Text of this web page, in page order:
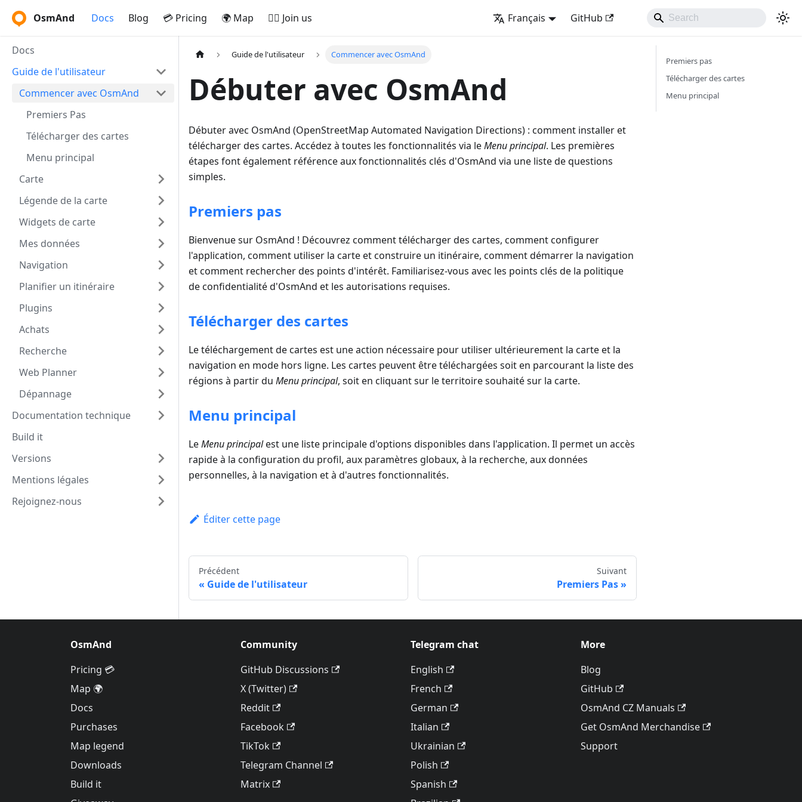
OsmAnd Docs Blog 💳 Pricing 🌍 Map 🚵‍♂️ Join us Français GitHub
Docs
Guide de l'utilisateur
Commencer avec OsmAnd
Premiers Pas
Télécharger des cartes
Menu principal
Carte
Légende de la carte
Widgets de carte
Mes données
Navigation
Planifier un itinéraire
Plugins
Achats
Recherche
Web Planner
Dépannage
Documentation technique
Build it
Versions
Mentions légales
Rejoignez-nous
Guide de l'utilisateur Commencer avec OsmAnd
Débuter avec OsmAnd
Débuter avec OsmAnd (OpenStreetMap Automated Navigation Directions) : comment installer et
télécharger des cartes. Accédez à toutes les fonctionnalités via leMenu principal. Les premières
étapes font également référence aux fonctionnalités clés d'OsmAnd via une liste de questions
simples.
Premiers pas
Bienvenue sur OsmAnd ! Découvrez comment télécharger des cartes, comment configurer
l'application, comment utiliser la carte et construire un itinéraire, comment démarrer la navigation
et comment rechercher des points d'intérêt. Familiarisez-vous avec les points clés de la politique
de confidentialité d'OsmAnd et les autorisations requises.
Télécharger des cartes
Le téléchargement de cartes est une action nécessaire pour utiliser ultérieurement la carte et la
navigation en mode hors ligne. Les cartes peuvent être téléchargées soit en parcourant la liste des
régions à partir du Menu principal, soit en cliquant sur le territoire souhaité sur la carte.
Menu principal
LeMenu principalest une liste principale d'options disponibles dans l'application. Il permet un accès
rapide à la configuration du profil, aux paramètres globaux, à la recherche, aux données
personnelles, à la navigation et à d'autres fonctionnalités.
Éditer cette page
Précédent
Guide de l'utilisateur
Suivant
Premiers Pas
Premiers pas
Télécharger des cartes
Menu principal
OsmAnd
Pricing 💳
Map 🌍
Docs
Purchases
Map legend
Downloads
Build it
Community
GitHub Discussions
X (Twitter)
Reddit
Facebook
TikTok
Telegram Channel
Matrix
Telegram chat
English
French
German
Italian
Ukrainian
Polish
Spanish
More
Blog
GitHub
OsmAnd CZ Manuals
Get OsmAnd Merchandise
Support